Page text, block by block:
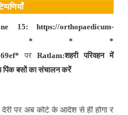
15: https://orthopaedicum-
* *
पर Ratlam:शहरी परिवहन में
पिंक बसों का संचालन करें
के आदेश से ही होगा